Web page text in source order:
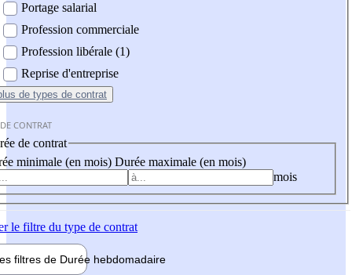
Portage salarial
Profession commerciale
Profession libérale (1)
Reprise d'entreprise
de types de contrat
CONTRAT
de contrat
minimale (en mois) Durée maximale (en mois)
mois
le filtre du type de contrat
filtres de Durée hebdomadaire